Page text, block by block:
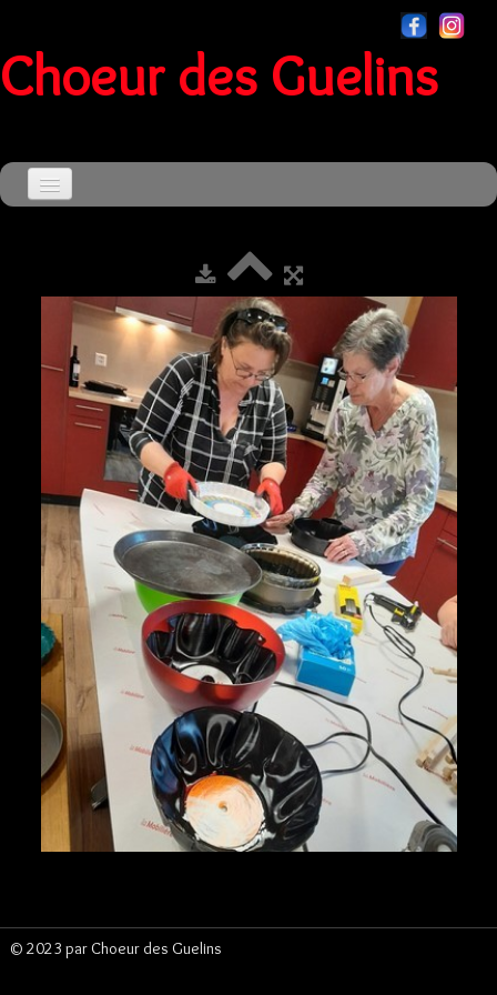
Choeur des Guelins
Le Choeur▼
Souvenirs ▼
Sensationnel
Espace membre▼
Vente de vins
© 2023 par Choeur des Guelins